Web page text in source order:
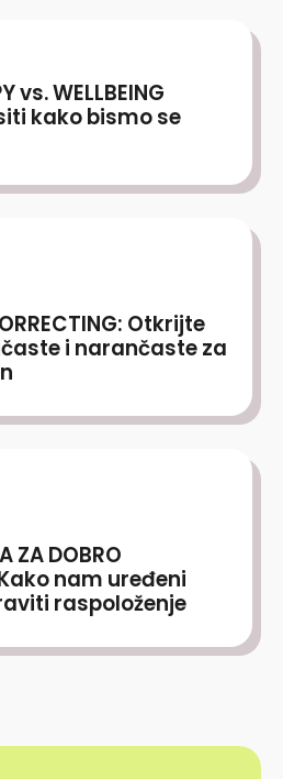
vs. WELLBEING
kako bismo se
Otkrijte
i narančaste za
ZA DOBRO
Kako nam uređeni
raspoloženje